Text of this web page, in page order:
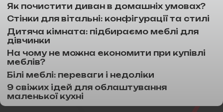
Як почистити диван в домашніх умовах?
Стінки для вітальні: конфігурації та стилі
Дитяча кімната: підбираємо меблі для
дівчинки
На чому не можна економити при купівлі
меблів?
Білі меблі: переваги і недоліки
9 свіжих ідей для облаштування
маленької кухні